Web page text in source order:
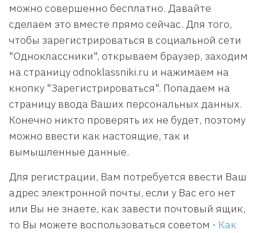
можно совершенно бесплатно. Давайте
сделаем это вместе прямо сейчас. Для того,
чтобы зарегистрироваться в социальной сети
"Одноклассники", открываем браузер, заходим
на страницу odnoklassniki.ru и нажимаем на
кнопку "Зарегистрироваться". Попадаем на
страницу ввода Ваших персональных данных.
Конечно никто проверять их не будет, поэтому
можно ввести как настоящие, так и
вымышленные данные.
Для регистрации, Вам потребуется ввести Ваш
адрес электронной почты, если у Вас его нет
или Вы не знаете, как завести почтовый ящик,
то Вы можете воспользоваться советом - Как